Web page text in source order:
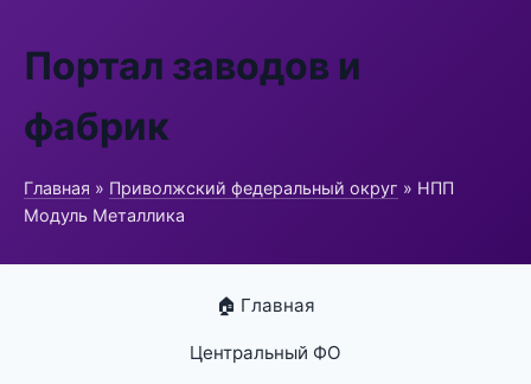
Портал заводов и
фабрик
Главная » Приволжский федеральный округ » НПП
Модуль Металлика
🏠 Главная
Центральный ФО